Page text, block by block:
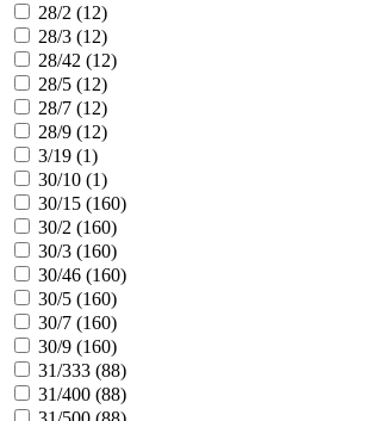
28/2 (12)
28/3 (12)
28/42 (12)
28/5 (12)
28/7 (12)
28/9 (12)
3/19 (1)
30/10 (1)
30/15 (160)
30/2 (160)
30/3 (160)
30/46 (160)
30/5 (160)
30/7 (160)
30/9 (160)
31/333 (88)
31/400 (88)